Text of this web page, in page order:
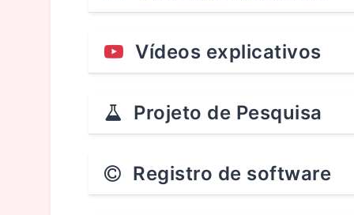
Vídeos explicativos
Projeto de Pesquisa
Registro de software